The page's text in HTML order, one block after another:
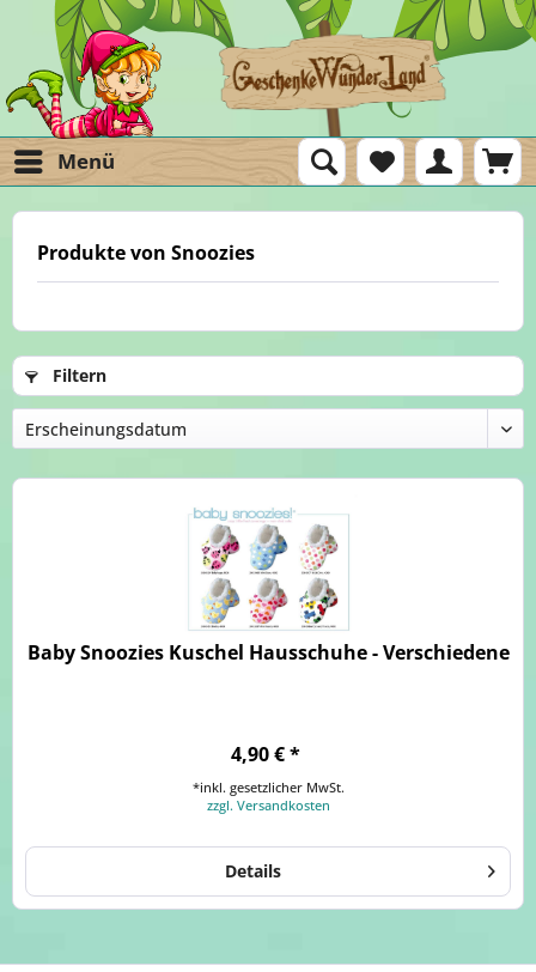
Menü
Produkte von Snoozies
Filtern
Baby Snoozies Kuschel Hausschuhe - Verschiedene
4,90 € *
*inkl. gesetzlicher MwSt.
zzgl. Versandkosten
Details